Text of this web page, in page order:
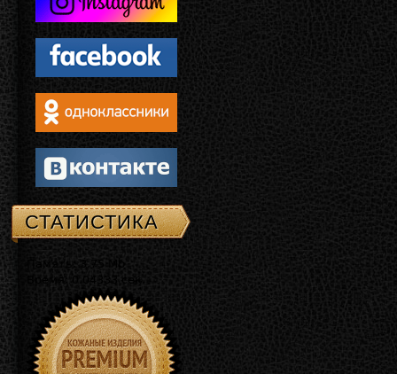
СТАТИСТИКА
Память: 3.75 Mb
Время: 0.04333 сек.